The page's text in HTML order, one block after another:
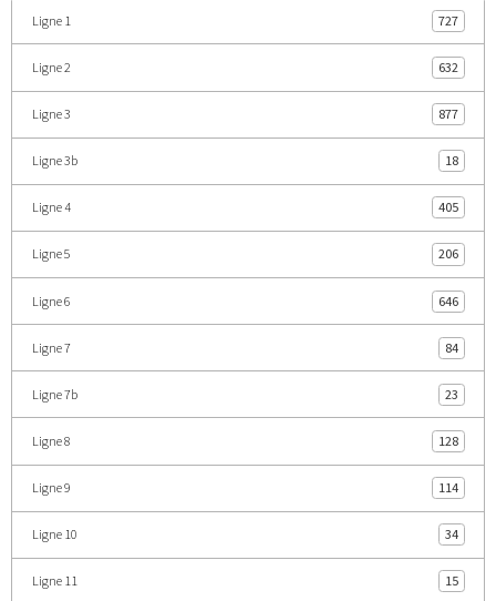
Ligne 1 727
Ligne 2 632
Ligne 3 877
Ligne 3b 18
Ligne 4 405
Ligne 5 206
Ligne 6 646
Ligne 7 84
Ligne 7b 23
Ligne 8 128
Ligne 9 114
Ligne 10 34
Ligne 11 15